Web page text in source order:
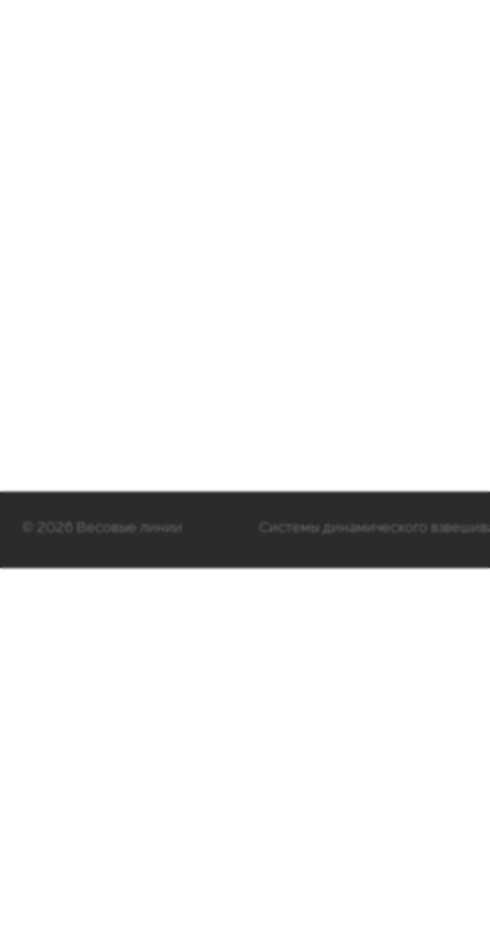
2026 Весовые линии Cистемы динамического